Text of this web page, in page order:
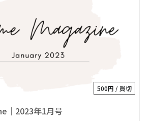
500円 / 買切
｜2023年1月号